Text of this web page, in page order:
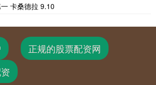
卡桑德拉 9.10
正规的股票配资网